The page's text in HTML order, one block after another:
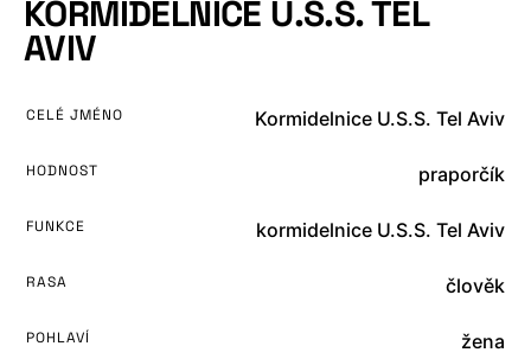
KORMIDELNICE U.S.S. TEL
AVIV
CELÉ JMÉNO Kormidelnice U.S.S. Tel Aviv
HODNOST praporčík
FUNKCE kormidelnice U.S.S. Tel Aviv
RASA člověk
POHLAVÍ žena